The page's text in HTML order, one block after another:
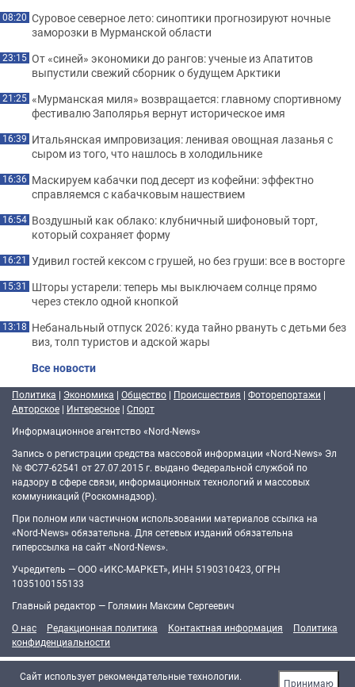
08:20 Суровое северное лето: синоптики прогнозируют ночные
заморозки в Мурманской области
23:15 От «синей» экономики до рангов: ученые из Апатитов
выпустили свежий сборник о будущем Арктики
21:25 «Мурманская миля» возвращается: главному спортивному
фестивалю Заполярья вернут историческое имя
16:39 Итальянская импровизация: ленивая овощная лазанья с
сыром из того, что нашлось в холодильнике
16:36 Маскируем кабачки под десерт из кофейни: эффектно
справляемся с кабачковым нашествием
16:54 Воздушный как облако: клубничный шифоновый торт,
который сохраняет форму
16:21 Удивил гостей кексом с грушей, но без груши: все в восторге
15:31 Шторы устарели: теперь мы выключаем солнце прямо
через стекло одной кнопкой
13:18 Небанальный отпуск 2026: куда тайно рвануть с детьми без
виз, толп туристов и адской жары
Все новости
Политика | Экономика | Общество | Происшествия | Фоторепортажи |
Авторское | Интересное | Спорт
Информационное агентство «Nord-News»
Запись о регистрации средства массовой информации «Nord-News» Эл
№ ФС77-62541 от 27.07.2015 г. выдано Федеральной службой по
надзору в сфере связи, информационных технологий и массовых
коммуникаций (Роскомнадзор).
При полном или частичном использовании материалов ссылка на
«Nord-News» обязательна. Для сетевых изданий обязательна
гиперссылка на сайт «Nord-News».
Учредитель — ООО «ИКС-МАРКЕТ», ИНН 5190310423, ОГРН
1035100155133
Главный редактор — Голямин Максим Сергеевич
О нас
Редакционная политика Контактная информация
Политика
конфиденциальности
Cайт использует рекомендательные технологии.
Принимаю